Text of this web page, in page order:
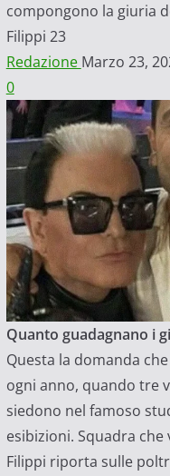
compongono la giuria
Filippi 23
Redazione Marzo 23,
0
Quanto guadagnano i
Questa la domanda
ogni anno, quando tre
siedono nel famoso
esibizioni. Squadra
Filippi riporta sulle